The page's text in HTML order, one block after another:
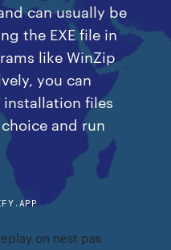
can usually be
the EXE file in
like WinZip
you can
files
and run
on nest pas